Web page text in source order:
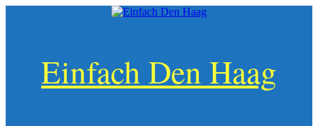
Einfach Den Haag